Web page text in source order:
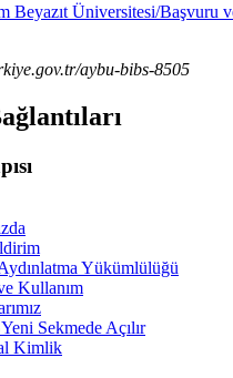
Beyazıt Üniversitesi/Başvuru
aybu-bibs-8505
Yükümlülüğü
Kullanım
Yeni Sekmede Açılır
Kimlik